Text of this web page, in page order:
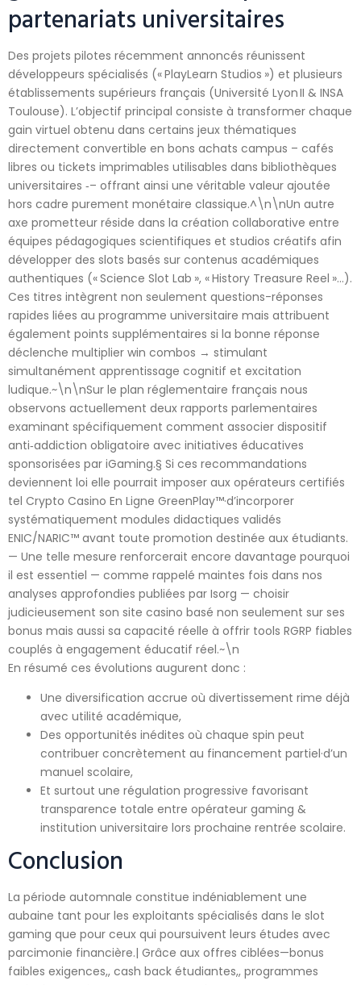
partenariats universitaires
Des projets pilotes récemment annoncés réunissent
développeurs spécialisés (« PlayLearn Studios ») et plusieurs
établissements supérieurs français (Université Lyon II & INSA
Toulouse). L’objectif principal consiste à transformer chaque
gain virtuel obtenu dans certains jeux thématiques
directement convertible en bons achats campus – cafés
libres ou tickets imprimables utilisables dans bibliothèques
universitaires ‑– offrant ainsi une véritable valeur ajoutée
hors cadre purement monétaire classique.^\n\nUn autre
axe prometteur réside dans la création collaborative entre
équipes pédagogiques scientifiques et studios créatifs afin
développer des slots basés sur contenus académiques
authentiques (« Science Slot Lab », « History Treasure Reel »…).
Ces titres intègrent non seulement questions-réponses
rapides liées au programme universitaire mais attribuent
également points supplémentaires si la bonne réponse
déclenche multiplier win combos → stimulant
simultanément apprentissage cognitif et excitation
ludique.~\n\nSur le plan réglementaire français nous
observons actuellement deux rapports parlementaires
examinant spécifiquement comment associer dispositif
anti‑addiction obligatoire avec initiatives éducatives
sponsorisées par iGaming.§ Si ces recommandations
deviennent loi elle pourrait imposer aux opérateurs certifiés
tel Crypto Casino En Ligne GreenPlay™·d’incorporer
systématiquement modules didactiques validés
ENIC/NARIC™ avant toute promotion destinée aux étudiants.
— Une telle mesure renforcerait encore davantage pourquoi
il est essentiel — comme rappelé maintes fois dans nos
analyses approfondies publiées par Isorg — choisir
judicieusement son site casino basé non seulement sur ses
bonus mais aussi sa capacité réelle à offrir tools RGRP fiables
couplés à engagement éducatif réel.~\n
En résumé ces évolutions augurent donc :
Une diversification accrue où divertissement rime déjà
avec utilité académique,
Des opportunités inédites où chaque spin peut
contribuer concrètement au financement partiel·d’un
manuel scolaire,
Et surtout une régulation progressive favorisant
transparence totale entre opérateur gaming &
institution universitaire lors prochaine rentrée scolaire.
Conclusion
La période automnale constitue indéniablement une
aubaine tant pour les exploitants spécialisés dans le slot
gaming que pour ceux qui poursuivent leurs études avec
parcimonie financière.| Grâce aux offres ciblées—bonus
faibles exigences,, cash back étudiantes,, programmes